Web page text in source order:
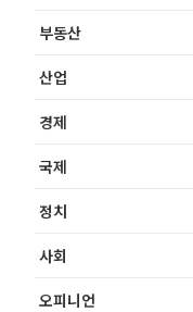
부동산
산업
경제
국제
정치
사회
오피니언